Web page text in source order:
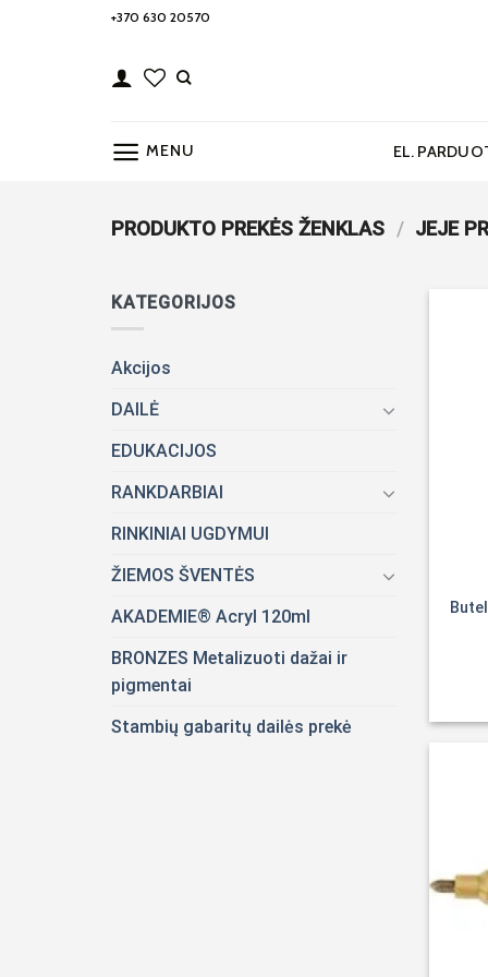
+370 630 20570
MENU EL.
PRODUKTO PREKĖS ŽENKLAS / JEJE
KATEGORIJOS
Akcijos
DAILĖ
EDUKACIJOS
RANKDARBIAI
RINKINIAI UGDYMUI
ŽIEMOS ŠVENTĖS
AKADEMIE® Acryl 120ml
BRONZES Metalizuoti dažai ir
pigmentai
Stambių gabaritų dailės prekė